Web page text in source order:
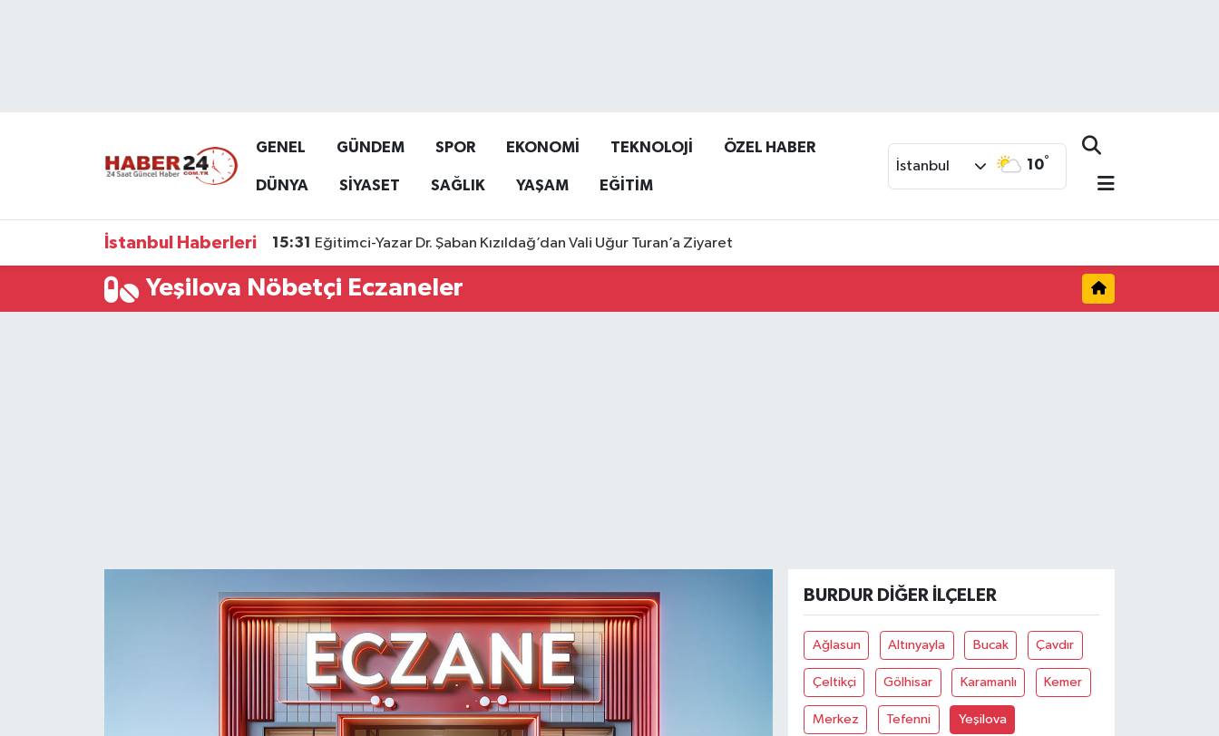
GENEL GÜNDEM SPOR EKONOMİ TEKNOLOJİ ÖZEL HABER
DÜNYA SİYASET SAĞLIK YAŞAM EĞİTİM
İstanbul 10°
İstanbul Haberleri 15:31 Eğitimci-Yazar Dr. Şaban Kızıldağ’dan Vali Uğur Turan’a Ziyaret
Yeşilova Nöbetçi Eczaneler
BURDUR DIĞER İLÇELER
Ağlasun Altınyayla Bucak Çavdır
Çeltikçi Gölhisar Karamanlı Kemer
Merkez Tefenni Yeşilova
Namaz Vakitleri
Süper Lig Puan Durumu ve Fikstür
Tüm Manşetler